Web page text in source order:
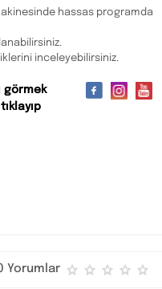
hassas programda
inceleyebilirsiniz.
görmek
Yorumlar